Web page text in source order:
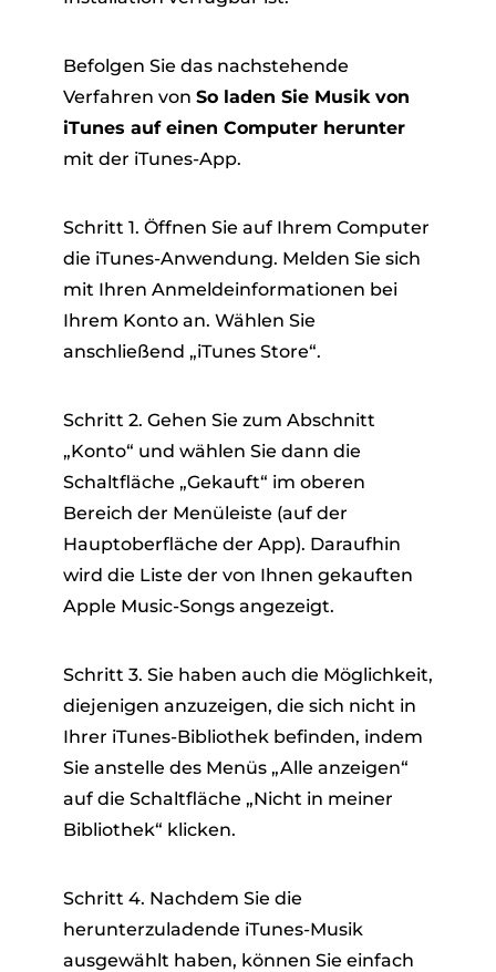
Befolgen Sie das nachstehende
Verfahren von So laden Sie Musik von
iTunes auf einen Computer herunter
mit der iTunes-App.
Schritt 1. Öffnen Sie auf Ihrem Computer
die iTunes-Anwendung. Melden Sie sich
mit Ihren Anmeldeinformationen bei
Ihrem Konto an. Wählen Sie
anschließend „iTunes Store“.
Schritt 2. Gehen Sie zum Abschnitt
„Konto“ und wählen Sie dann die
Schaltfläche „Gekauft“ im oberen
Bereich der Menüleiste (auf der
Hauptoberfläche der App). Daraufhin
wird die Liste der von Ihnen gekauften
Apple Music-Songs angezeigt.
Schritt 3. Sie haben auch die Möglichkeit,
diejenigen anzuzeigen, die sich nicht in
Ihrer iTunes-Bibliothek befinden, indem
Sie anstelle des Menüs „Alle anzeigen“
auf die Schaltfläche „Nicht in meiner
Bibliothek“ klicken.
Schritt 4. Nachdem Sie die
herunterzuladende iTunes-Musik
ausgewählt haben, können Sie einfach